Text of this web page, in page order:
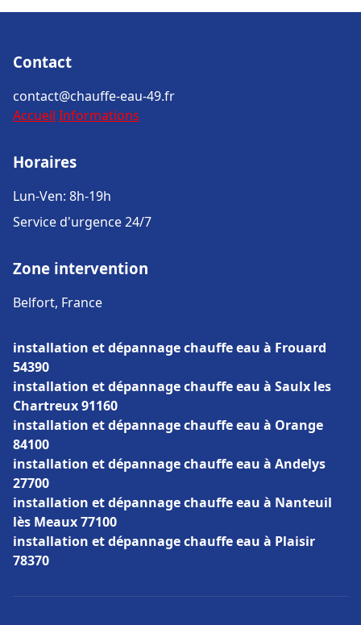
Contact
contact@chauffe-eau-49.fr
Accueil Informations
Horaires
Lun-Ven: 8h-19h
Service d'urgence 24/7
Zone intervention
Belfort, France
installation et dépannage chauffe eau à Frouard
54390
installation et dépannage chauffe eau à Saulx les
Chartreux 91160
installation et dépannage chauffe eau à Orange
84100
installation et dépannage chauffe eau à Andelys
27700
installation et dépannage chauffe eau à Nanteuil
lès Meaux 77100
installation et dépannage chauffe eau à Plaisir
78370